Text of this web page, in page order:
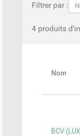
Filtrer par :
4 produits
Nom
BCV